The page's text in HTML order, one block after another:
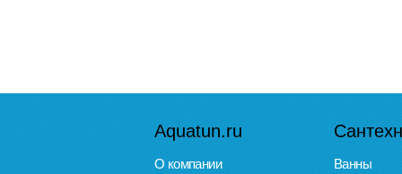
Aquatun.ru
О компании Ванны